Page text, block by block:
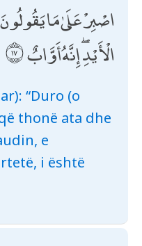
اصْبِرْ عَلَىٰ مَا
الْأَيْدِ ۖ إِنَّهُ أَوَّابٌ
“Duro (o
thonë ata dhe
e
i është